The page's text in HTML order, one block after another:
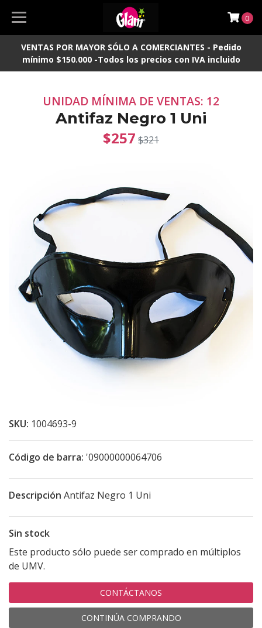
VENTAS POR MAYOR SÓLO A COMERCIANTES - Pedido
mínimo $150.000 -Todos los precios con IVA incluido
0
UNIDAD MÍNIMA DE VENTAS: 12
Antifaz Negro 1 Uni
$257 $321
SKU: 1004693-9
Código de barra: '09000000064706
Descripción Antifaz Negro 1 Uni
Sin stock
Este producto sólo puede ser comprado en múltiplos
de UMV.
CONTÁCTANOS
CONTINÚA COMPRANDO